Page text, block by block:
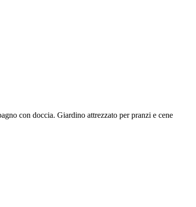
con doccia. Giardino attrezzato per pranzi e cene